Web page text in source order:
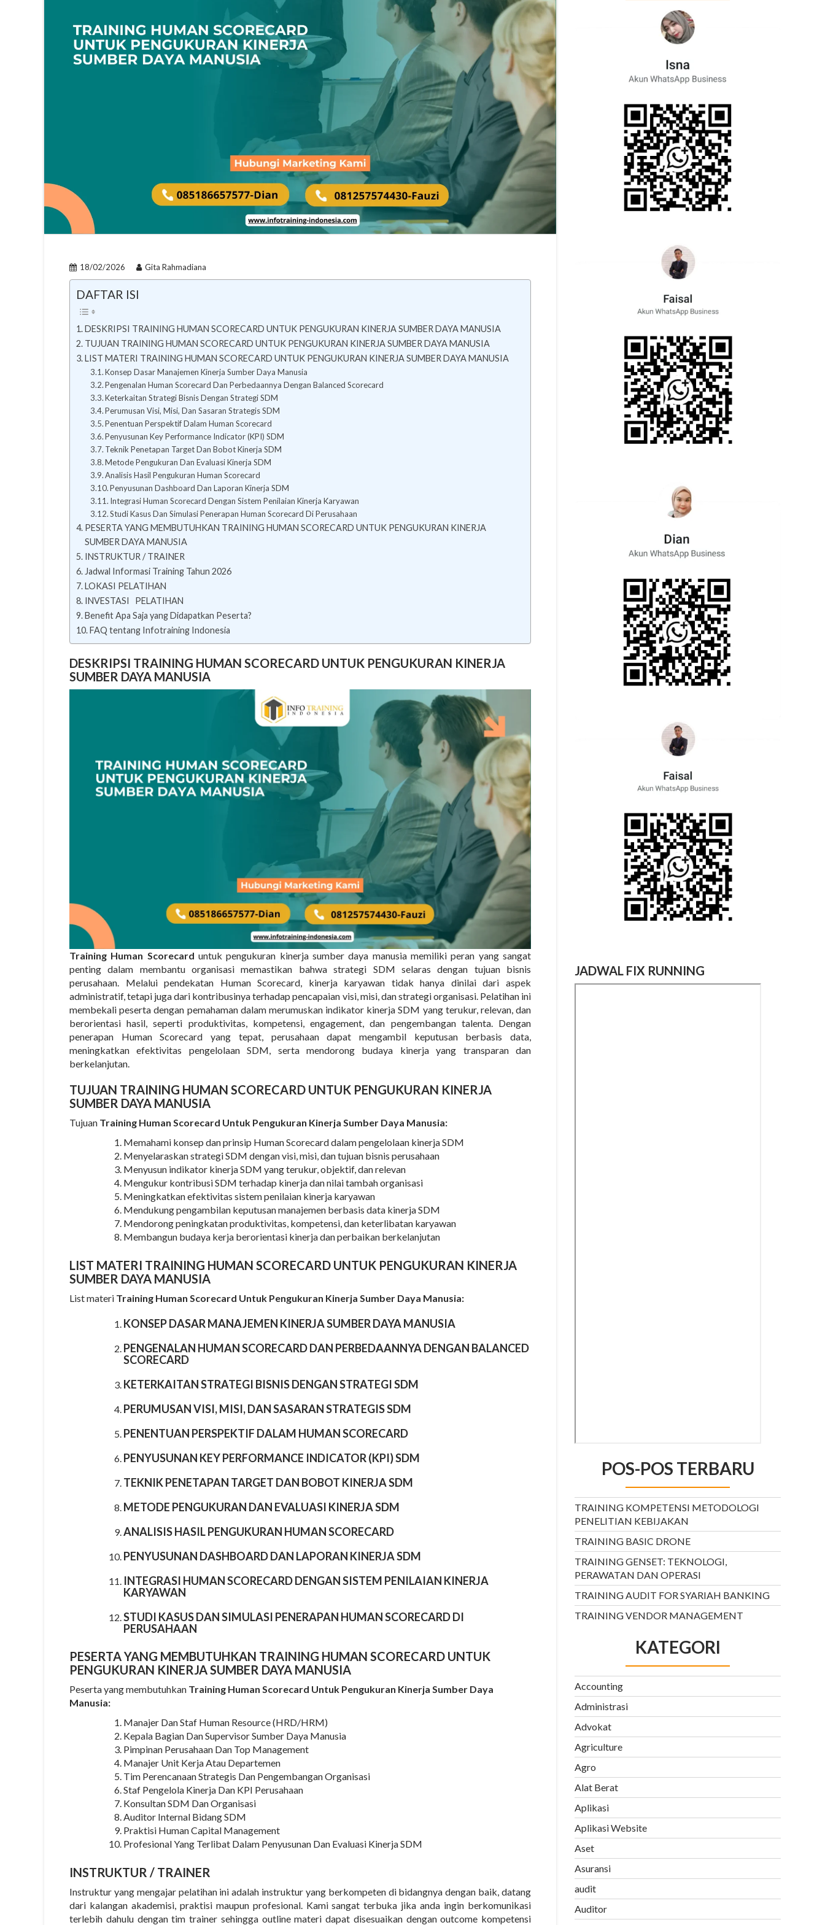
18/02/2026 Gita Rahmadiana
DAFTAR ISI
DESKRIPSI TRAINING HUMAN SCORECARD UNTUK PENGUKURAN KINERJA SUMBER DAYA MANUSIA
TUJUAN TRAINING HUMAN SCORECARD UNTUK PENGUKURAN KINERJA SUMBER DAYA MANUSIA
LIST MATERI TRAINING HUMAN SCORECARD UNTUK PENGUKURAN KINERJA SUMBER DAYA MANUSIA
Konsep Dasar Manajemen Kinerja Sumber Daya Manusia
Pengenalan Human Scorecard Dan Perbedaannya Dengan Balanced Scorecard
Keterkaitan Strategi Bisnis Dengan Strategi SDM
Perumusan Visi, Misi, Dan Sasaran Strategis SDM
Penentuan Perspektif Dalam Human Scorecard
Penyusunan Key Performance Indicator (KPI) SDM
Teknik Penetapan Target Dan Bobot Kinerja SDM
Metode Pengukuran Dan Evaluasi Kinerja SDM
Analisis Hasil Pengukuran Human Scorecard
Penyusunan Dashboard Dan Laporan Kinerja SDM
Integrasi Human Scorecard Dengan Sistem Penilaian Kinerja Karyawan
Studi Kasus Dan Simulasi Penerapan Human Scorecard Di Perusahaan
PESERTA YANG MEMBUTUHKAN TRAINING HUMAN SCORECARD UNTUK PENGUKURAN KINERJA
SUMBER DAYA MANUSIA
INSTRUKTUR / TRAINER
Jadwal Informasi Training Tahun 2026
LOKASI PELATIHAN
INVESTASI PELATIHAN
Benefit Apa Saja yang Didapatkan Peserta?
FAQ tentang Infotraining Indonesia
DESKRIPSI TRAINING HUMAN SCORECARD UNTUK PENGUKURAN KINERJA
SUMBER DAYA MANUSIA
Training Human Scorecard untuk pengukuran kinerja sumber daya manusia memiliki peran yang sangat
penting dalam membantu organisasi memastikan bahwa strategi SDM selaras dengan tujuan bisnis
perusahaan. Melalui pendekatan Human Scorecard, kinerja karyawan tidak hanya dinilai dari aspek
administratif, tetapi juga dari kontribusinya terhadap pencapaian visi, misi, dan strategi organisasi. Pelatihan ini
membekali peserta dengan pemahaman dalam merumuskan indikator kinerja SDM yang terukur, relevan, dan
berorientasi hasil, seperti produktivitas, kompetensi, engagement, dan pengembangan talenta. Dengan
penerapan Human Scorecard yang tepat, perusahaan dapat mengambil keputusan berbasis data,
meningkatkan efektivitas pengelolaan SDM, serta mendorong budaya kinerja yang transparan dan
berkelanjutan.
TUJUAN TRAINING HUMAN SCORECARD UNTUK PENGUKURAN KINERJA
SUMBER DAYA MANUSIA
Tujuan Training Human Scorecard Untuk Pengukuran Kinerja Sumber Daya Manusia:
Memahami konsep dan prinsip Human Scorecard dalam pengelolaan kinerja SDM
Menyelaraskan strategi SDM dengan visi, misi, dan tujuan bisnis perusahaan
Menyusun indikator kinerja SDM yang terukur, objektif, dan relevan
Mengukur kontribusi SDM terhadap kinerja dan nilai tambah organisasi
Meningkatkan efektivitas sistem penilaian kinerja karyawan
Mendukung pengambilan keputusan manajemen berbasis data kinerja SDM
Mendorong peningkatan produktivitas, kompetensi, dan keterlibatan karyawan
Membangun budaya kerja berorientasi kinerja dan perbaikan berkelanjutan
LIST MATERI TRAINING HUMAN SCORECARD UNTUK PENGUKURAN KINERJA
SUMBER DAYA MANUSIA
List materi Training Human Scorecard Untuk Pengukuran Kinerja Sumber Daya Manusia:
KONSEP DASAR MANAJEMEN KINERJA SUMBER DAYA MANUSIA
PENGENALAN HUMAN SCORECARD DAN PERBEDAANNYA DENGAN BALANCED
SCORECARD
KETERKAITAN STRATEGI BISNIS DENGAN STRATEGI SDM
PERUMUSAN VISI, MISI, DAN SASARAN STRATEGIS SDM
PENENTUAN PERSPEKTIF DALAM HUMAN SCORECARD
PENYUSUNAN KEY PERFORMANCE INDICATOR (KPI) SDM
TEKNIK PENETAPAN TARGET DAN BOBOT KINERJA SDM
METODE PENGUKURAN DAN EVALUASI KINERJA SDM
ANALISIS HASIL PENGUKURAN HUMAN SCORECARD
PENYUSUNAN DASHBOARD DAN LAPORAN KINERJA SDM
INTEGRASI HUMAN SCORECARD DENGAN SISTEM PENILAIAN KINERJA
KARYAWAN
STUDI KASUS DAN SIMULASI PENERAPAN HUMAN SCORECARD DI
PERUSAHAAN
PESERTA YANG MEMBUTUHKAN TRAINING HUMAN SCORECARD UNTUK
PENGUKURAN KINERJA SUMBER DAYA MANUSIA
Peserta yang membutuhkan Training Human Scorecard Untuk Pengukuran Kinerja Sumber Daya
Manusia:
Manajer Dan Staf Human Resource (HRD/HRM)
Kepala Bagian Dan Supervisor Sumber Daya Manusia
Pimpinan Perusahaan Dan Top Management
Manajer Unit Kerja Atau Departemen
Tim Perencanaan Strategis Dan Pengembangan Organisasi
Staf Pengelola Kinerja Dan KPI Perusahaan
Konsultan SDM Dan Organisasi
Auditor Internal Bidang SDM
Praktisi Human Capital Management
Profesional Yang Terlibat Dalam Penyusunan Dan Evaluasi Kinerja SDM
INSTRUKTUR / TRAINER
Instruktur yang mengajar pelatihan ini adalah instruktur yang berkompeten di bidangnya dengan baik, datang
dari kalangan akademisi, praktisi maupun profesional. Kami sangat terbuka jika anda ingin berkomunikasi
terlebih dahulu dengan tim trainer sehingga outline materi dapat disesuaikan dengan outcome kompetensi
JADWAL FIX RUNNING
POS-POS TERBARU
TRAINING KOMPETENSI METODOLOGI
PENELITIAN KEBIJAKAN
TRAINING BASIC DRONE
TRAINING GENSET: TEKNOLOGI,
PERAWATAN DAN OPERASI
TRAINING AUDIT FOR SYARIAH BANKING
TRAINING VENDOR MANAGEMENT
KATEGORI
Accounting
Administrasi
Advokat
Agriculture
Agro
Alat Berat
Aplikasi
Aplikasi Website
Aset
Asuransi
audit
Auditor